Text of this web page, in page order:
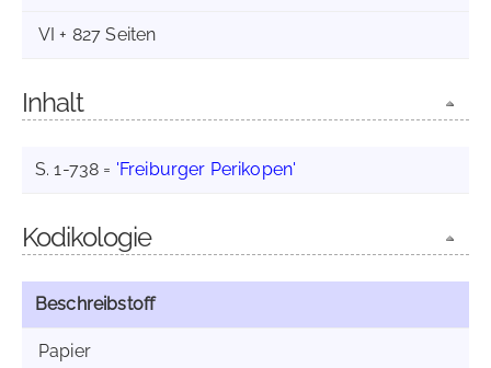
VI + 827 Seiten
Inhalt
S. 1-738 = 'Freiburger Perikopen'
Kodikologie
Beschreibstoff
Papier